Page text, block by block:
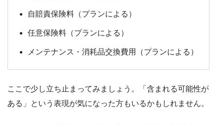
自賠責保険料（プランによる）
任意保険料（プランによる）
メンテナンス・消耗品交換費用（プランによる）
ここで少し立ち止まってみましょう。「含まれる可能性が
ある」という表現が気になった方もいるかもしれません。